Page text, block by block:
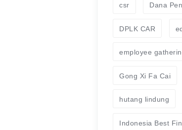
csr Dana
DPLK CAR
employee
Gong Xi Fa Cai
hutang lindung
Indonesia Best